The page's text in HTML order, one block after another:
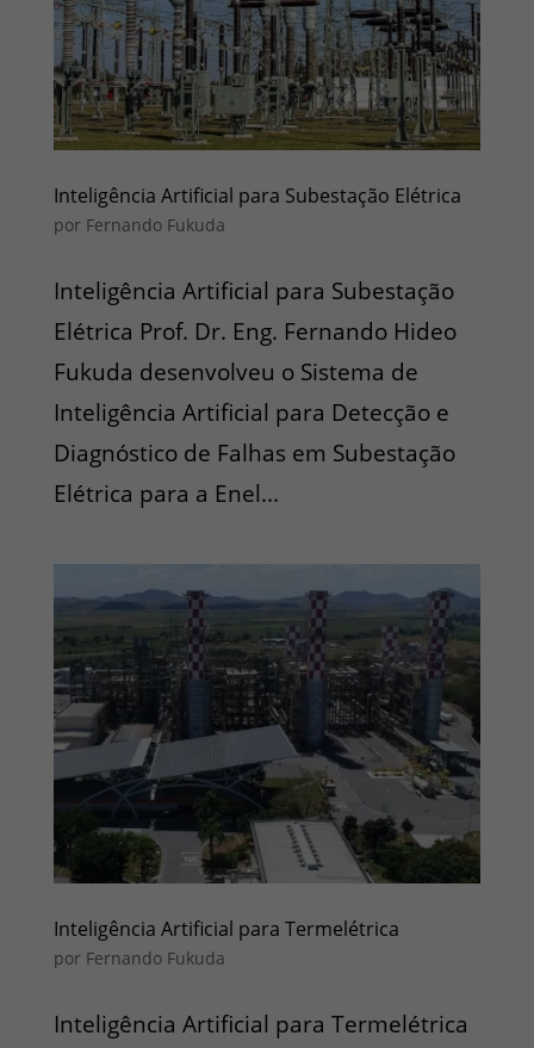
Inteligência Artificial para Subestação Elétrica
por Fernando Fukuda
Inteligência Artificial para Subestação
Elétrica Prof. Dr. Eng. Fernando Hideo
Fukuda desenvolveu o Sistema de
Inteligência Artificial para Detecção e
Diagnóstico de Falhas em Subestação
Elétrica para a Enel...
Inteligência Artificial para Termelétrica
por Fernando Fukuda
Inteligência Artificial para Termelétrica